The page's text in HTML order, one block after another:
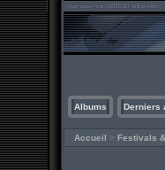
Albums Derniers
Accueil > Festivals